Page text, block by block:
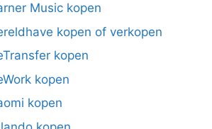
Music kopen
kopen of verkopen
kopen
kopen
kopen